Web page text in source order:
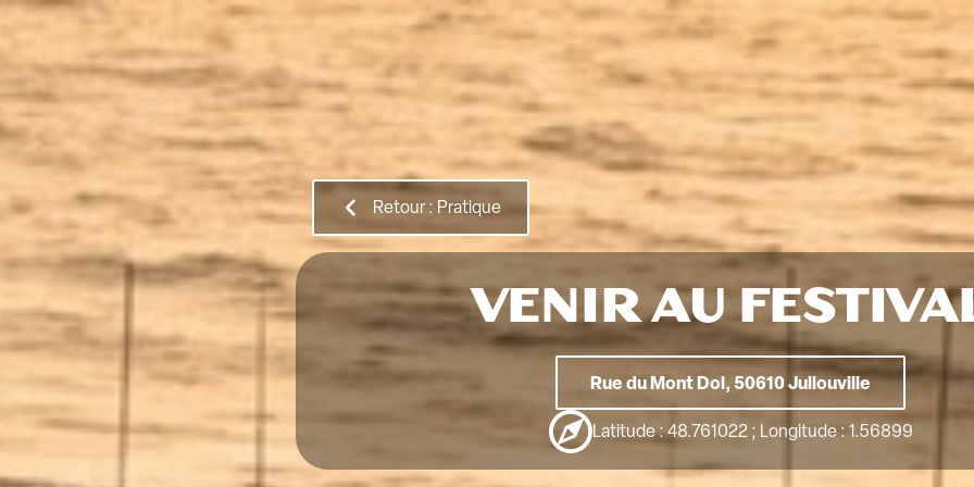
Retour : Pratique
VENIR AU
Rue du Mont Dol, 50610 Jullouville
Latitude : 48.761022 ; Longitude : 1.56899